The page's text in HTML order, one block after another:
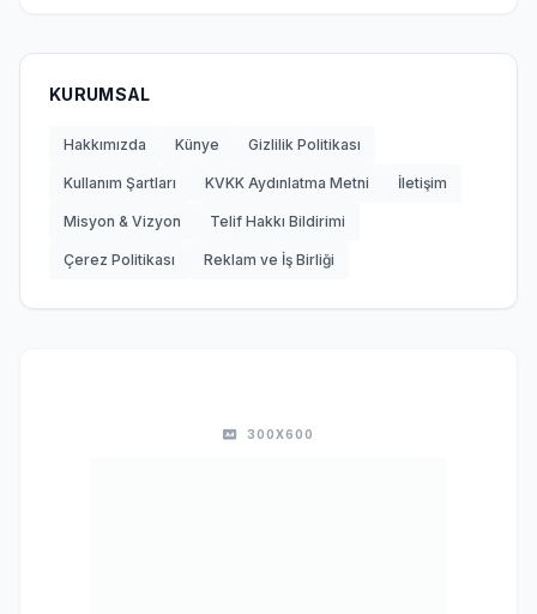
KURUMSAL
Hakkımızda Künye Gizlilik Politikası
Kullanım Şartları KVKK Aydınlatma Metni İletişim
Misyon & Vizyon Telif Hakkı Bildirimi
Çerez Politikası Reklam ve İş Birliği
300X600